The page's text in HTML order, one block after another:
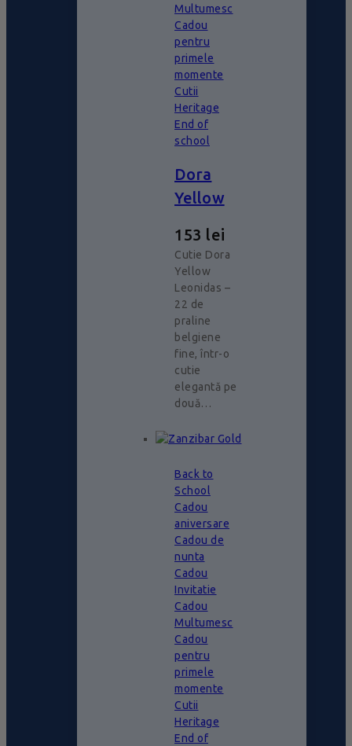
Multumesc
Cadou
pentru
primele
momente
Cutii
Heritage
End of
school
Dora
Yellow
153 lei
Cutie Dora
Yellow
Leonidas –
22 de
praline
belgiene
fine, într-o
cutie
elegantă pe
două…
Back to
School
Cadou
aniversare
Cadou de
nunta
Cadou
Invitatie
Cadou
Multumesc
Cadou
pentru
primele
momente
Cutii
Heritage
End of